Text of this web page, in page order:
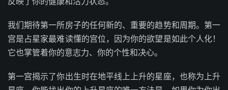
我们期待第一所房子的任何新的、重要的趋势和周期。第一
宫是占星家最难读懂的宫位，因为你的欲望是如此个人化！
它也掌管着你的意志力、你的个性和决心。
第一宫揭示了你出生时在地平线上上升的星座，也称为上升